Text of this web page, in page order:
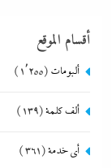
أقسام الموقع
ألبومات (1٬255)
ألف كلمة(139)
أي خدمة(361)